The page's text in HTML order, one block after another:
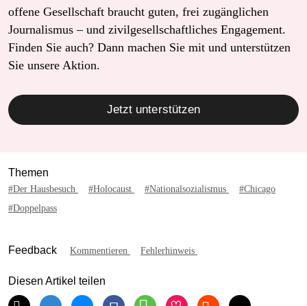
offene Gesellschaft braucht guten, frei zugänglichen
Journalismus – und zivilgesellschaftliches Engagement.
Finden Sie auch? Dann machen Sie mit und unterstützen
Sie unsere Aktion.
Jetzt unterstützen
Themen
#Der Hausbesuch #Holocaust #Nationalsozialismus
#Chicago
#Doppelpass
Feedback Kommentieren Fehlerhinweis
Diesen Artikel teilen